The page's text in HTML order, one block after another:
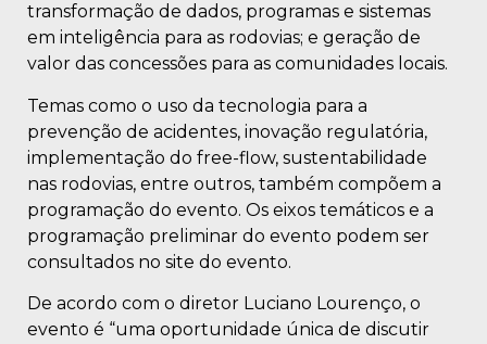
transformação de dados, programas e sistemas
em inteligência para as rodovias; e geração de
valor das concessões para as comunidades locais.
Temas como o uso da tecnologia para a
prevenção de acidentes, inovação regulatória,
implementação do free-flow, sustentabilidade
nas rodovias, entre outros, também compõem a
programação do evento. Os eixos temáticos e a
programação preliminar do evento podem ser
consultados no site do evento.
De acordo com o diretor Luciano Lourenço, o
evento é “uma oportunidade única de discutir